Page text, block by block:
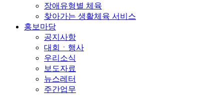
장애유형별 체육
찾아가는 생활체육 서비스
홍보마당
공지사항
대회ㆍ행사
우리소식
보도자료
뉴스레터
주간업무